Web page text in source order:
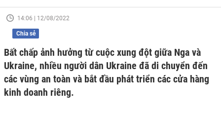
14:06 | 12/08/2022
Chia sẻ
Bất chấp ảnh hưởng từ cuộc xung đột giữa Nga và
Ukraine, nhiều người dân Ukraine đã di chuyển đến
các vùng an toàn và bắt đầu phát triển các cửa hàng
kinh doanh riêng.